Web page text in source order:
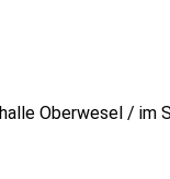
Oberwesel / im